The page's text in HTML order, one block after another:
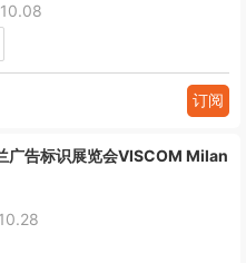
订阅
广告标识展览会VISCOM Milan